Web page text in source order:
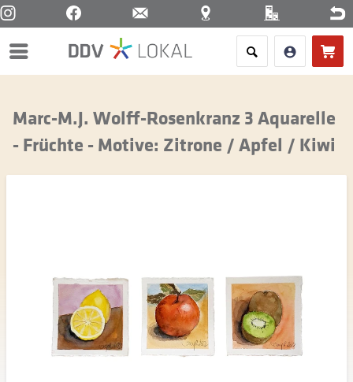
Menü
Marc-M.J. Wolff-Rosenkranz 3 Aquarelle
- Früchte - Motive: Zitrone / Apfel / Kiwi